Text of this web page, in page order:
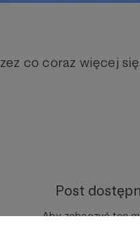
co coraz więcej
Post
Aby zobaczyć ten